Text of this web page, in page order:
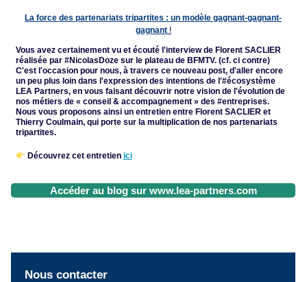
La force des partenariats tripartites : un modèle gagnant-gagnant-
gagnant!
Vous avez certainement vu et écouté l'interview de Florent SACLIER
réalisée par #NicolasDoze sur le plateau de BFMTV. (cf. ci contre)
C'est l'occasion pour nous, à travers ce nouveau post, d'aller encore
un peu plus loin dans l'expression des intentions de l'#écosystème
LEA Partners, en vous faisant découvrir notre vision de l'évolution de
nos métiers de « conseil & accompagnement » des #entreprises.
Nous vous proposons ainsi un entretien entre Florent SACLIER et
Thierry Coulmain, qui porte sur la multiplication de nos partenariats
tripartites.
Découvrez cet entretien ici
Accéder au blog sur www.lea-partners.com
Nous contacter